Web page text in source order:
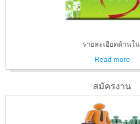
รายละเอียดด้านใน.
Read more
สมัครงาน